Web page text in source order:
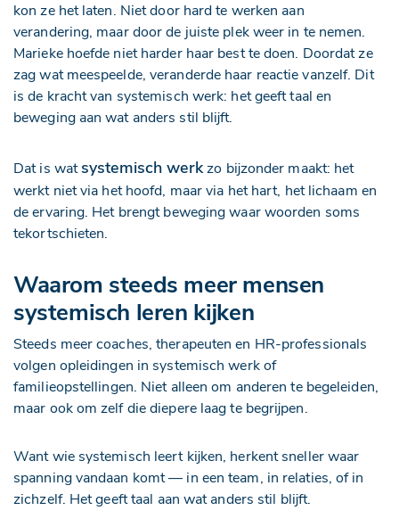
kon ze het laten. Niet door hard te werken aan
verandering, maar door de juiste plek weer in te nemen.
Marieke hoefde niet harder haar best te doen. Doordat ze
zag wat meespeelde, veranderde haar reactie vanzelf. Dit
is de kracht van systemisch werk: het geeft taal en
beweging aan wat anders stil blijft.
Dat is watsystemisch werkzo bijzonder maakt: het
werkt niet via het hoofd, maar via het hart, het lichaam en
de ervaring. Het brengt beweging waar woorden soms
tekortschieten.
Waarom steeds meer mensen
systemisch leren kijken
Steeds meer coaches, therapeuten en HR-professionals
volgen opleidingen in systemisch werk of
familieopstellingen. Niet alleen om anderen te begeleiden,
maar ook om zelf die diepere laag te begrijpen.
Want wie systemisch leert kijken, herkent sneller waar
spanning vandaan komt — in een team, in relaties, of in
zichzelf. Het geeft taal aan wat anders stil blijft.